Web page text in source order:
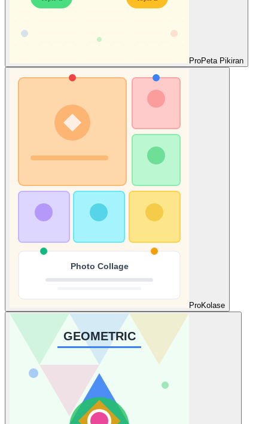
ProPeta Pikiran
ProKolase